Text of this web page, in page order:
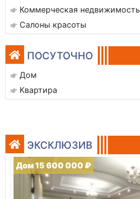
Коммерческая недвижимость
Салоны красоты
ПОСУТОЧНО
Дом
Квартира
ЭКСКЛЮЗИВ
Дом 15 600 000 ₽